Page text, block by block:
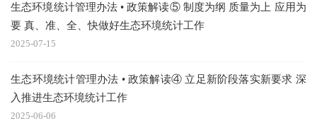
生态环境统计管理办法 • 政策解读⑤ 制度为纲 质量为上 应用为
要 真、准、全、快做好生态环境统计工作
2025-07-15
生态环境统计管理办法 • 政策解读④ 立足新阶段落实新要求 深
入推进生态环境统计工作
2025-06-06